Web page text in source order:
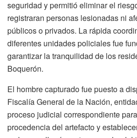
seguridad y permitió eliminar el
registraran personas lesionadas ni
públicos o privados. La rápida
diferentes unidades policiales fue
garantizar la tranquilidad de los
Boquerón.
El hombre capturado fue puesto a
Fiscalía General de la Nación,
proceso judicial correspondiente
procedencia del artefacto y